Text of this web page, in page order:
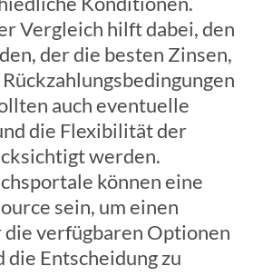
Vergleich hilft dabei, den
der die besten Zinsen,
auch eventuelle
die Flexibilität der
werden.
können eine
sein, um einen
verfügbaren Optionen
die Entscheidung zu